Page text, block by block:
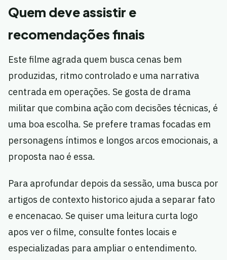
Quem deve assistir e
recomendações finais
Este filme agrada quem busca cenas bem
produzidas, ritmo controlado e uma narrativa
centrada em operações. Se gosta de drama
militar que combina ação com decisões técnicas, é
uma boa escolha. Se prefere tramas focadas em
personagens íntimos e longos arcos emocionais, a
proposta nao é essa.
Para aprofundar depois da sessão, uma busca por
artigos de contexto historico ajuda a separar fato
e encenacao. Se quiser uma leitura curta logo
apos ver o filme, consulte fontes locais e
especializadas para ampliar o entendimento.